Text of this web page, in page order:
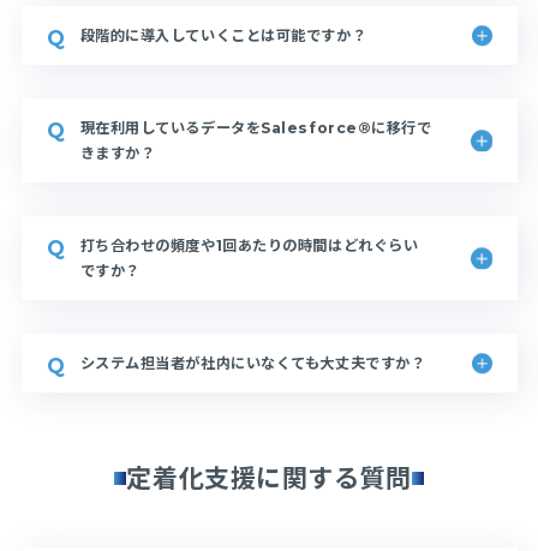
段階的に導入していくことは可能ですか？
現在利用しているデータをSalesforce®に移行で
きますか？
打ち合わせの頻度や1回あたりの時間はどれぐらい
ですか？
システム担当者が社内にいなくても大丈夫ですか？
定着化支援に関する質問